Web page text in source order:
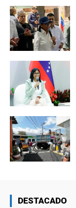
DESTACADO